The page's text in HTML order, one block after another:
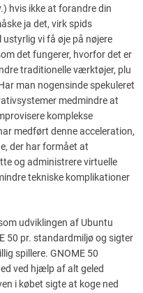
hvis ikke at forandre din
ja det, virk spids
vi få øje på nøjere
det fungerer, hvorfor det er
traditionelle værktøjer, plu
man nogensinde spekuleret
medmindre at
komplekse
medført denne acceleration,
der har formået at
og administrere virtuelle
tekniske komplikationer
udviklingen af ​​Ubuntu
50 pr. standardmiljø og sigter
spillere. GNOME 50
ved hjælp af alt geled
i købet sigte at koge ned